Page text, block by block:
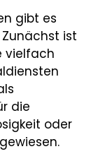
gibt es
ist
vielfach
die
oder